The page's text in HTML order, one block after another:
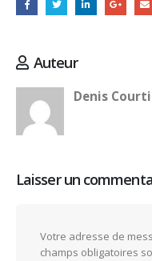
Auteur
Denis
Laisser un
Votre adresse de
champs obligatoires